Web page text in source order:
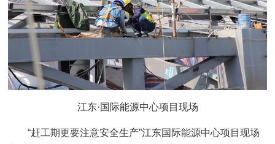
江东·国际能源中心项目现场
“赶工期更要注意安全生产”江东国际能源中心项目现场